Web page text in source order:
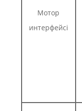
Мотор
интерфейсі